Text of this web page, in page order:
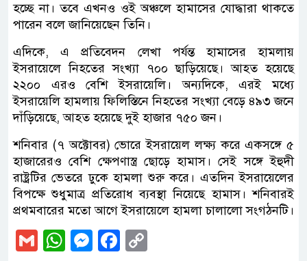
হচ্ছে না। তবে এখনও ওই অঞ্চলে হামাসের যোদ্ধারা থাকতে
পারেন বলে জানিয়েছেন তিনি।
এদিকে, এ প্রতিবেদন লেখা পর্যন্ত হামাসের হামলায়
ইসরায়েলে নিহতের সংখ্যা ৭০০ ছাড়িয়েছে। আহত হয়েছে
২২০০ এরও বেশি ইসরায়েলি। অন্যদিকে, এরই মধ্যে
ইসরায়েলি হামলায় ফিলিস্তিনে নিহতের সংখ্যা বেড়ে ৪৯৩ জনে
দাঁড়িয়েছে, আহত হয়েছে দুই হাজার ৭৫০ জন।
শনিবার (৭ অক্টোবর) ভোরে ইসরায়েল লক্ষ্য করে একসঙ্গে ৫
হাজারেরও বেশি ক্ষেপণাস্ত্র ছোড়ে হামাস। সেই সঙ্গে ইহুদী
রাষ্ট্রটির ভেতরে ঢুকে হামলা শুরু করে। এতদিন ইসরায়েলের
বিপক্ষে শুধুমাত্র প্রতিরোধ ব্যবস্থা নিয়েছে হামাস। শনিবারই
প্রথমবারের মতো আগে ইসরায়েলে হামলা চালালো সংগঠনটি।
GmailWhatsApp
Messenger
Facebook